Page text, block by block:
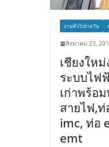
งานทั่วไปรายวัน
สิงหาคม 23,
เชียงให
ระบบไฟ
เก่าพร้อ
สายไฟ,
imc, ท่อ
emt